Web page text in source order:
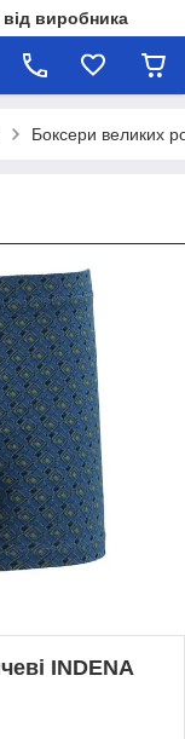
виробника
Боксери великих
INDENA